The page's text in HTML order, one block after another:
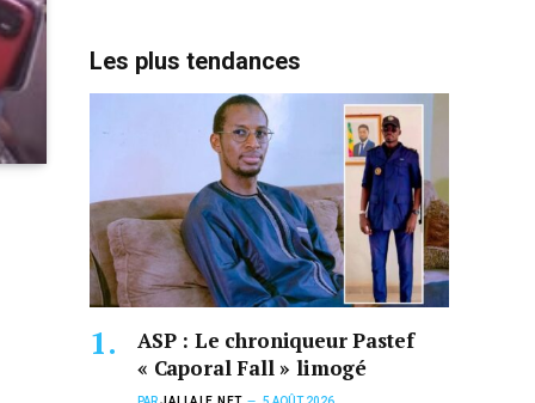
Les plus tendances
ASP : Le chroniqueur Pastef
« Caporal Fall » limogé